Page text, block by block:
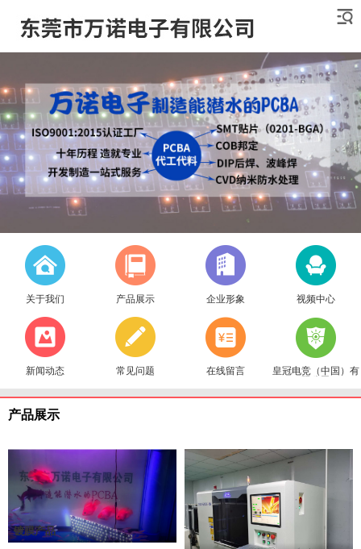
关于我们 产品展示 企业形象 视频中心
新闻动态 常见问题 在线留言
皇冠电竞（中国）有
限公司
产品展示
镀膜产品